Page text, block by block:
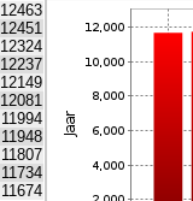
12463
12451
12324
12237
12149
12081
11994
11948
11807
11734
11674